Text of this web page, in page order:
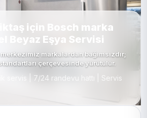
için Bosch marka
Beyaz Eşya Servisi
markalardan bağımsızdır;
çerçevesinde yürütülür.
servis | 7/24 randevu hattı | Servis